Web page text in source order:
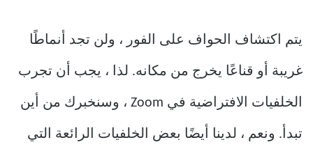
يتم اكتشاف الحواف على الفور ، ولن تجد أنماطًا
غريبة أو قناعًا يخرج من مكانه. لذا ، يجب أن تجرب
الخلفيات الافتراضية في Zoom ، وسنخبرك من أين
تبدأ. ونعم ، لدينا أيضًا بعض الخلفيات الرائعة التي